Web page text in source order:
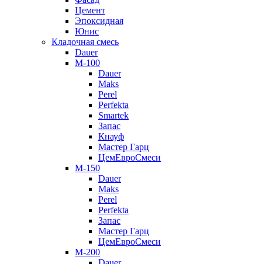
Цемент
Эпоксидная
Юнис
Кладочная смесь
Dauer
M-100
Dauer
Maks
Perel
Perfekta
Smartek
Запас
Кнауф
Мастер Гарц
ЦемЕвроСмеси
M-150
Dauer
Maks
Perel
Perfekta
Запас
Мастер Гарц
ЦемЕвроСмеси
M-200